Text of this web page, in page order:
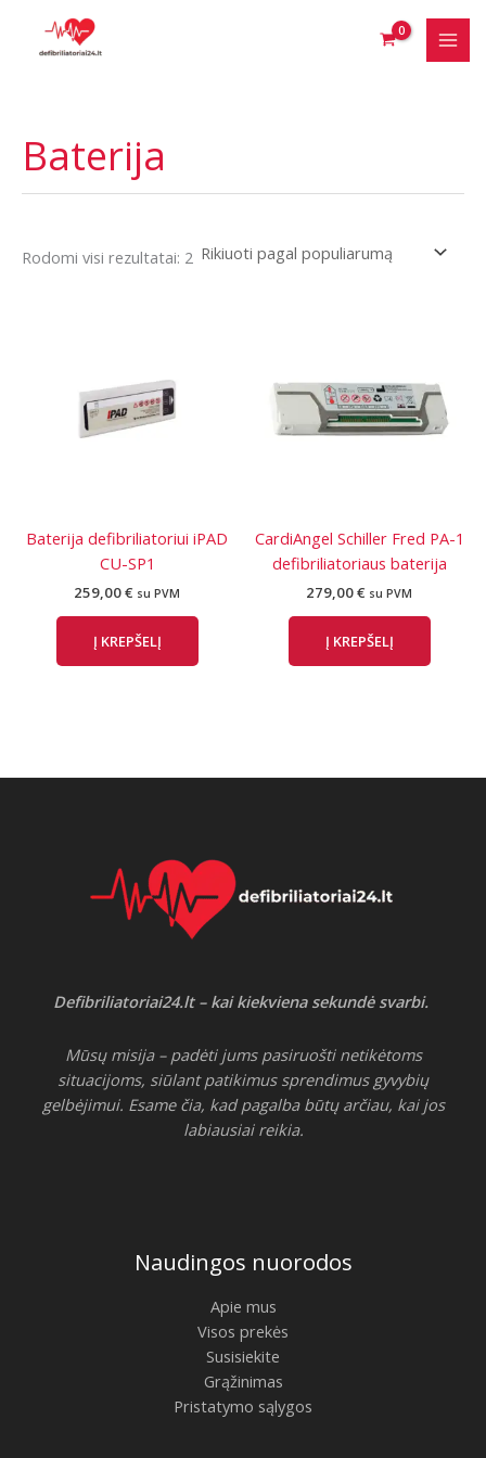
turinio
Baterija
Rodomi visi rezultatai: 2 Rūšiuojama
Baterija defibriliatoriui iPAD
CU-SP1
259,00€ su PVM
Į KREPŠELĮ
CardiAngel Schiller Fred PA-1
defibriliatoriaus baterija
279,00€ su PVM
Į KREPŠELĮ
Defibriliatoriai24.lt – kai kiekviena sekundė svarbi.
Mūsų misija – padėti jums pasiruošti netikėtoms
situacijoms, siūlant patikimus sprendimus gyvybių
gelbėjimui. Esame čia, kad pagalba būtų arčiau, kai jos
labiausiai reikia.
Naudingos nuorodos
Apie mus
Visos prekės
Susisiekite
Grąžinimas
Pristatymo sąlygos